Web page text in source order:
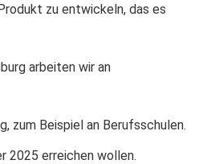
zu entwickeln, das es
arbeiten wir an
zum Beispiel an Berufsschulen.
2025 erreichen wollen.